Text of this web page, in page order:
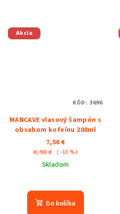
Akcia
MANCAVE vlasový šampón s
obsahom kofeínu 200ml
7,50 €
8,90 € (–15 %)
Skladom
Do košíka
KÓD: 3696